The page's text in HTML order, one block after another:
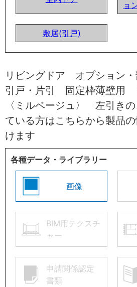
ョ
敷居(引戸)
リビングドア オプション
引戸・片引 固定枠薄壁用
〈ミルベージュ〉 左引き
ている方はこちらから製品
けます
各種データ・ライブラリー
画像
BIM用テクスチ
ャー
申請関係認定
書類